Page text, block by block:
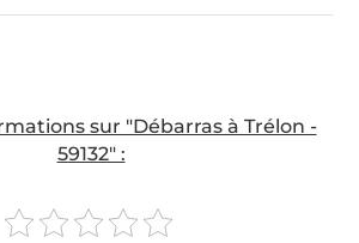
sur "Débarras à Trélon -
59132" :